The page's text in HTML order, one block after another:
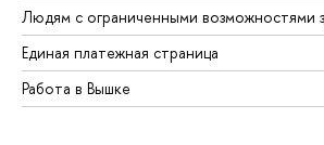
Людям с ограниченными возможностями
Единая платежная страница
Работа в Вышке